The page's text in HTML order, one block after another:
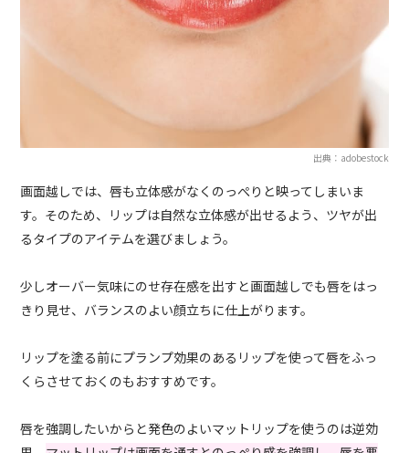
出典：adobestock
画面越しでは、唇も立体感がなくのっぺりと映ってしまいま
す。そのため、リップは自然な立体感が出せるよう、ツヤが出
るタイプのアイテムを選びましょう。
少しオーバー気味にのせ存在感を出すと画面越しでも唇をはっ
きり見せ、バランスのよい顔立ちに仕上がります。
リップを塗る前にプランプ効果のあるリップを使って唇をふっ
くらさせておくのもおすすめです。
唇を強調したいからと発色のよいマットリップを使うのは逆効